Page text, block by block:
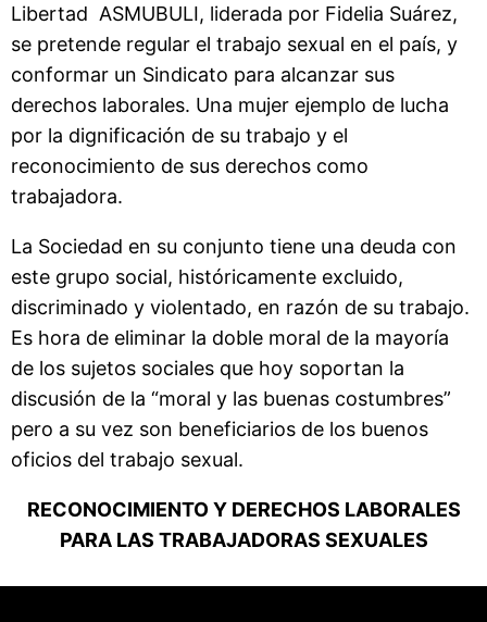
Libertad ASMUBULI, liderada por Fidelia Suárez,
se pretende regular el trabajo sexual en el país, y
conformar un Sindicato para alcanzar sus
derechos laborales. Una mujer ejemplo de lucha
por la dignificación de su trabajo y el
reconocimiento de sus derechos como
trabajadora.
La Sociedad en su conjunto tiene una deuda con
este grupo social, históricamente excluido,
discriminado y violentado, en razón de su trabajo.
Es hora de eliminar la doble moral de la mayoría
de los sujetos sociales que hoy soportan la
discusión de la “moral y las buenas costumbres”
pero a su vez son beneficiarios de los buenos
oficios del trabajo sexual.
RECONOCIMIENTO Y DERECHOS LABORALES
PARA LAS TRABAJADORAS SEXUALES